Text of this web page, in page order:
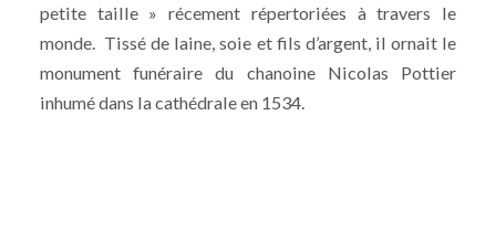
petite taille » récement répertoriées à travers le
monde. Tissé de laine, soie et fils d’argent, il ornait le
monument funéraire du chanoine Nicolas Pottier
inhumé dans la cathédrale en 1534.